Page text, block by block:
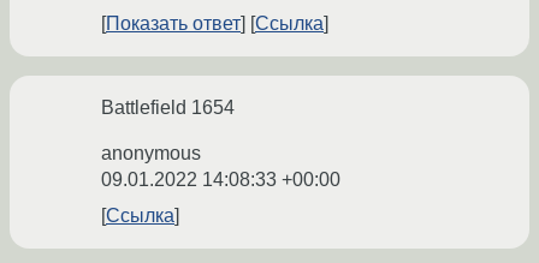
Показать ответ
Ссылка
Battlefield 1654
anonymous
09.01.2022 14:08:33 +00:00
Ссылка